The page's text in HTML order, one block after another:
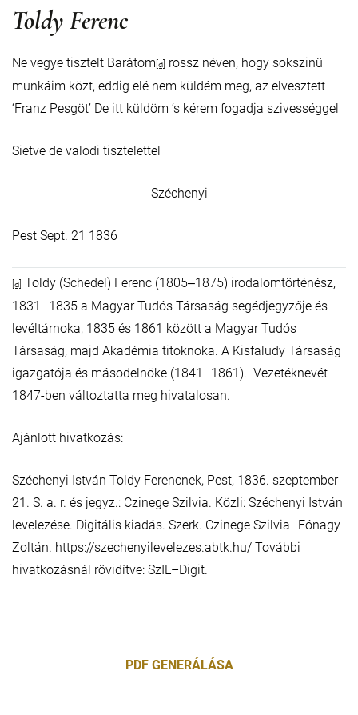
Toldy Ferenc
Ne vegye tisztelt Barátom [a] rossz néven, hogy sokszinü
munkáim közt, eddig elé nem küldém meg, az elvesztett
‘Franz Pesgöt’ De itt küldöm ‘s kérem fogadja szivességgel
Sietve de valodi tisztelettel
Széchenyi
Pest Sept. 21 1836
[a] Toldy (Schedel) Ferenc (1805‒1875) irodalomtörténész,
1831–1835 a Magyar Tudós Társaság segédjegyzője és
levéltárnoka, 1835 és 1861 között a Magyar Tudós
Társaság, majd Akadémia titoknoka. A Kisfaludy Társaság
igazgatója és másodelnöke (1841–1861). Vezetéknevét
1847-ben változtatta meg hivatalosan.
Ajánlott hivatkozás:
Széchenyi István Toldy Ferencnek, Pest, 1836. szeptember
21. S. a. r. és jegyz.: Czinege Szilvia. Közli: Széchenyi István
levelezése. Digitális kiadás. Szerk. Czinege Szilvia–Fónagy
Zoltán. https://szechenyilevelezes.abtk.hu/ További
hivatkozásnál rövidítve: SzIL–Digit.
PDF GENERÁLÁSA